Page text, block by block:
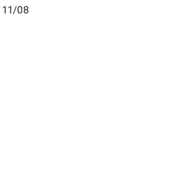
11/08